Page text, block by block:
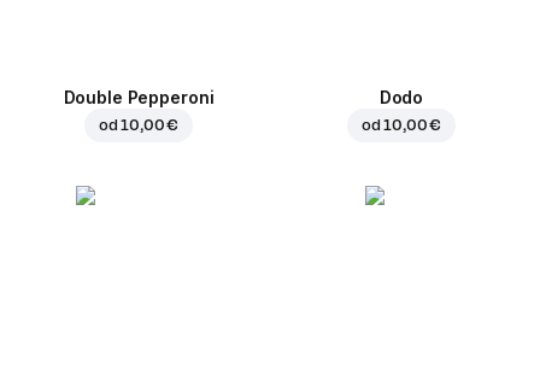
Double Pepperoni
od10,00 €
Dodo
od10,00 €